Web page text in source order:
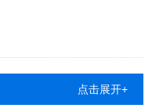
点击展开+